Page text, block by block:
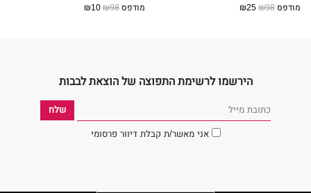
מודפס₪98 מודפס₪98
הירשמו לרשימת התפוצה של הוצאת לבבות
אני מאשר/ת קבלת דיוור פרסומי